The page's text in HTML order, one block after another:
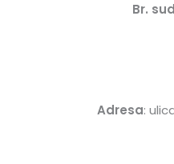
Br.
Adresa: